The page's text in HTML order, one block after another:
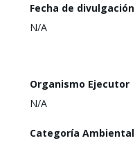
Fecha de divulgación
N/A
Organismo Ejecutor
N/A
Categoría Ambiental